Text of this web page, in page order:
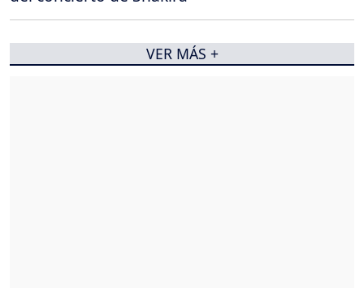
VER MÁS +